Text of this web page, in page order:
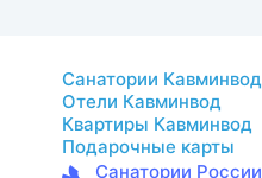
Санатории Кавминвод
Отели Кавминвод
Квартиры Кавминвод
Подарочные карты
Санатории России